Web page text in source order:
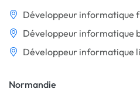
Développeur informatique
Développeur informatique
Développeur informatique
Normandie